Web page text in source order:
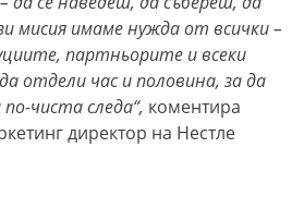
мисия имаме нужда от всички –
партньорите и всеки
отдели час и половина, за да
чиста следа“, коментира
директор на Нестле